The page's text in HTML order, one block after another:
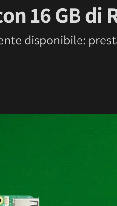
16 GB di
disponibile: